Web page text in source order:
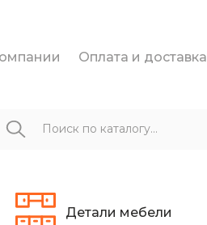
Оплата и доставка
Детали мебели